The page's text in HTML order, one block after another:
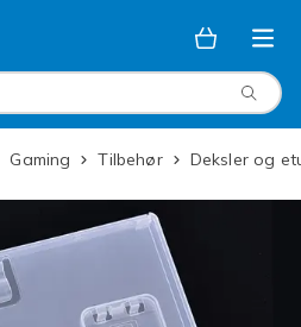
Gaming Tilbehør Deksler og